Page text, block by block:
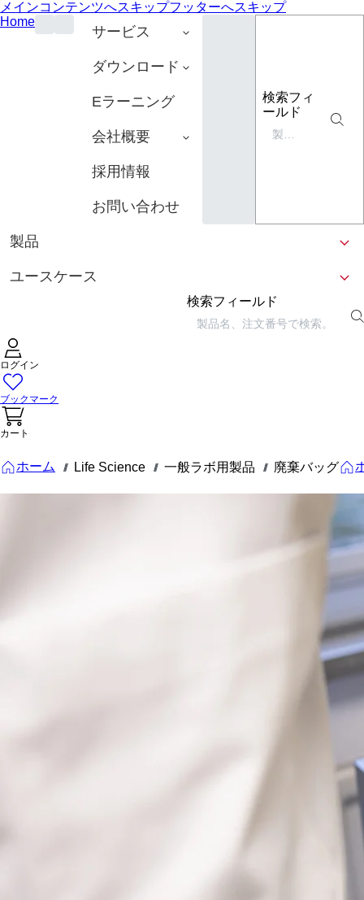
メインコンテンツへスキップフッターへスキップ
Home
サービス
ダウンロード
Eラーニング
会社概要
採用情報
お問い合わせ
検索フィ
ールド
製品
ユースケース
検索フィールド
ログイン
ブックマーク
カート
ホーム /// Life Science /// 一般ラボ用製品 /// 廃棄バッグ